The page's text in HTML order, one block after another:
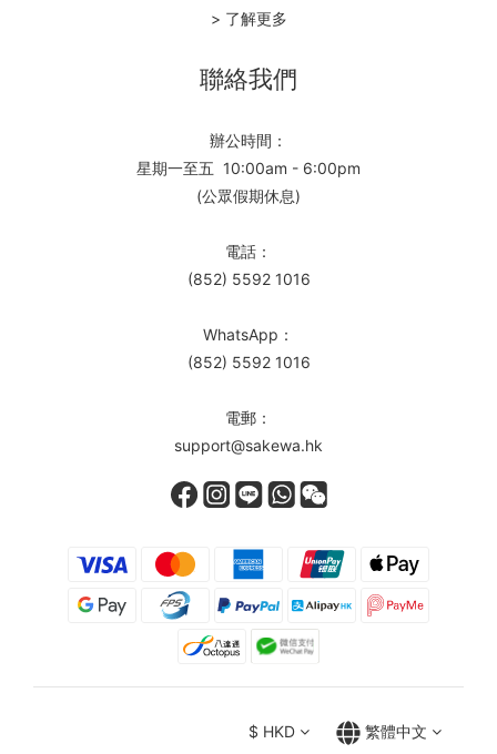
> 了解更多
聯絡我們
辦公時間：
星期一至五 10:00am - 6:00pm
(公眾假期休息)
電話：
(852) 5592 1016
WhatsApp：
(852) 5592 1016
電郵：
support@sakewa.hk
$ HKD 繁體中文